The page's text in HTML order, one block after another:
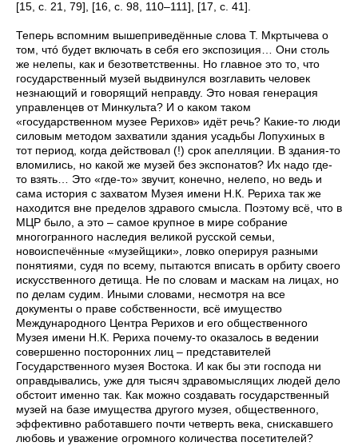
[15, с. 21, 79], [16, с. 98, 110–111], [17, с. 41].
Теперь вспомним вышеприведённые слова Т. Мкртычева о
том, чтó будет включать в себя его экспозиция… Они столь
же нелепы, как и безответственны. Но главное это то, что
государственный музей выдвинулся возглавить человек
незнающий и говорящий неправду. Это новая генерация
управленцев от Минкульта? И о каком таком
«государственном музее Рерихов» идёт речь? Какие-то люди
силовым методом захватили здания усадьбы Лопухиных в
тот период, когда действовал (!) срок апелляции. В здания-то
вломились, но какой же музей без экспонатов? Их надо где-
то взять… Это «где-то» звучит, конечно, нелепо, но ведь и
сама история с захватом Музея имени Н.К. Рериха так же
находится вне пределов здравого смысла. Поэтому всё, что в
МЦР было, а это – самое крупное в мире собрание
многогранного наследия великой русской семьи,
новоиспечённые «музейщики», ловко оперируя разными
понятиями, судя по всему, пытаются вписать в орбиту своего
искусственного детища. Не по словам и маскам на лицах, но
по делам судим. Иными словами, несмотря на все
документы о праве собственности, всё имущество
Международного Центра Рерихов и его общественного
Музея имени Н.К. Рериха почему-то оказалось в ведении
совершенно посторонних лиц – представителей
Государственного музея Востока. И как бы эти господа ни
оправдывались, уже для тысяч здравомыслящих людей дело
обстоит именно так. Как можно создавать государственный
музей на базе имущества другого музея, общественного,
эффективно работавшего почти четверть века, снискавшего
любовь и уважение огромного количества посетителей?